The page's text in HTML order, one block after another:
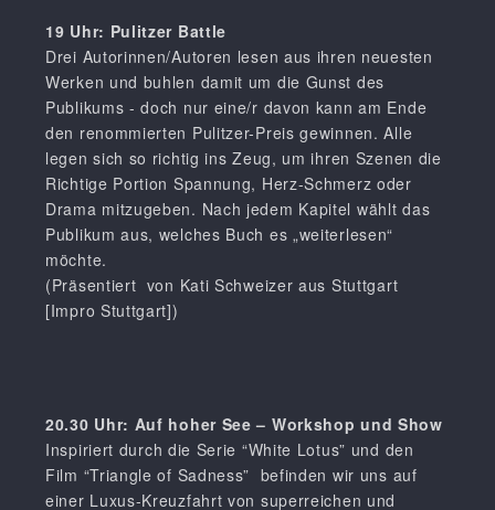
19 Uhr: Pulitzer Battle
Drei Autorinnen/Autoren lesen aus ihren neuesten
Werken und buhlen damit um die Gunst des
Publikums - doch nur eine/r davon kann am Ende
den renommierten Pulitzer-Preis gewinnen. Alle
legen sich so richtig ins Zeug, um ihren Szenen die
Richtige Portion Spannung, Herz-Schmerz oder
Drama mitzugeben. Nach jedem Kapitel wählt das
Publikum aus, welches Buch es „weiterlesen“
möchte.
(Präsentiert von Kati Schweizer aus Stuttgart
[Impro Stuttgart])
20.30 Uhr: Auf hoher See – Workshop und Show
Inspiriert durch die Serie “White Lotus” und den
Film “Triangle of Sadness” befinden wir uns auf
einer Luxus-Kreuzfahrt von superreichen und